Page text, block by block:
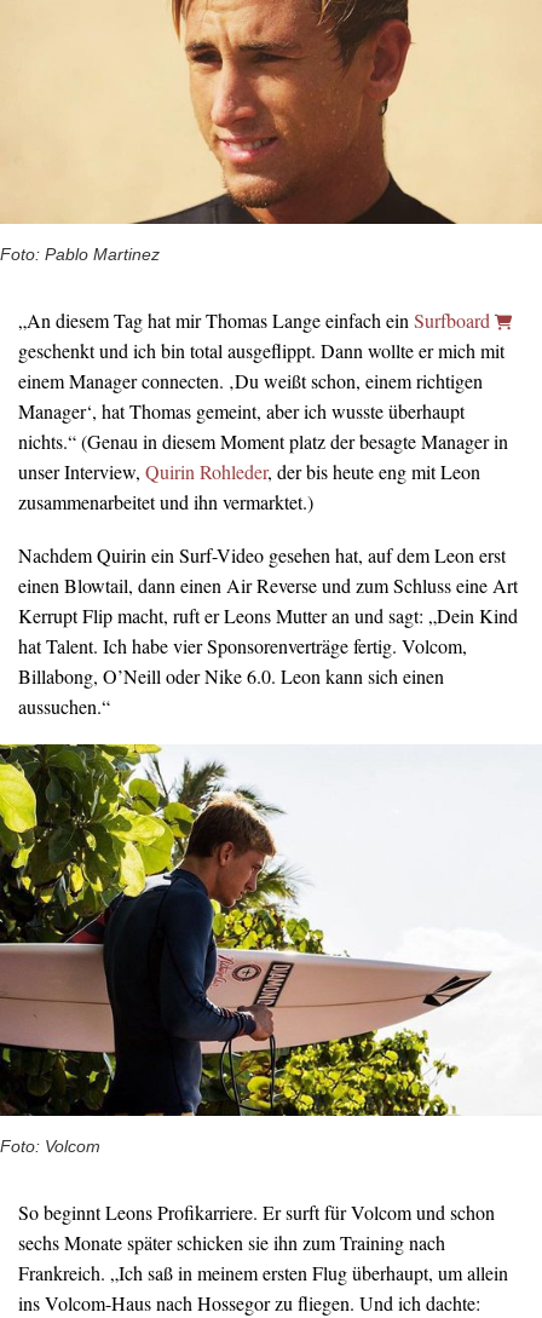
Foto: Pablo Martinez
„An diesem Tag hat mir Thomas Lange einfach ein Surfboard
geschenkt und ich bin total ausgeflippt. Dann wollte er mich mit
einem Manager connecten. ‚Du weißt schon, einem richtigen
Manager‘, hat Thomas gemeint, aber ich wusste überhaupt
nichts.“ (Genau in diesem Moment platz der besagte Manager in
unser Interview, Quirin Rohleder, der bis heute eng mit Leon
zusammenarbeitet und ihn vermarktet.)
Nachdem Quirin ein Surf-Video gesehen hat, auf dem Leon erst
einen Blowtail, dann einen Air Reverse und zum Schluss eine Art
Kerrupt Flip macht, ruft er Leons Mutter an und sagt: „Dein Kind
hat Talent. Ich habe vier Sponsorenverträge fertig. Volcom,
Billabong, O’Neill oder Nike 6.0. Leon kann sich einen
aussuchen.“
Foto: Volcom
So beginnt Leons Profikarriere. Er surft für Volcom und schon
sechs Monate später schicken sie ihn zum Training nach
Frankreich. „Ich saß in meinem ersten Flug überhaupt, um allein
ins Volcom-Haus nach Hossegor zu fliegen. Und ich dachte: